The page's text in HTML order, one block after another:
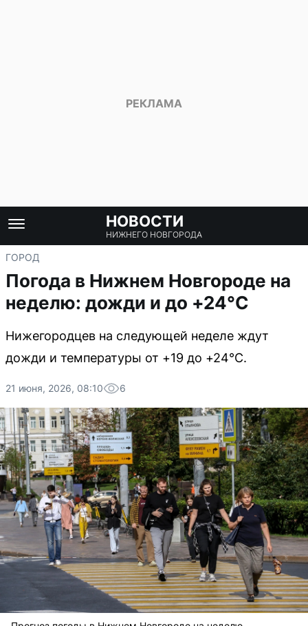
НОВОСТИ
НИЖНЕГО НОВГОРОДА
ГОРОД
Погода в Нижнем Новгороде на
неделю: дожди и до +24°C
Нижегородцев на следующей неделе ждут
дожди и температуры от +19 до +24°C.
21 июня, 2026, 08:10 6